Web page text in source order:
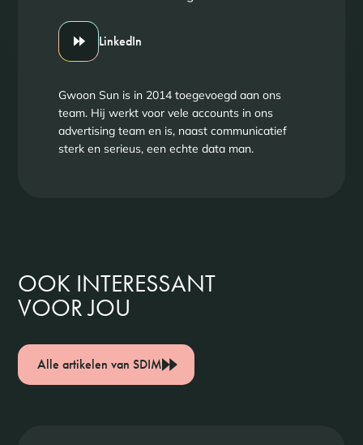
LinkedIn
Gwoon Sun is in 2014 toegevoegd aan ons
team. Hij werkt voor vele accounts in ons
advertising team en is, naast communicatief
sterk en serieus, een echte data man.
OOK INTERESSANT
VOOR JOU
Alle artikelen van SDIM